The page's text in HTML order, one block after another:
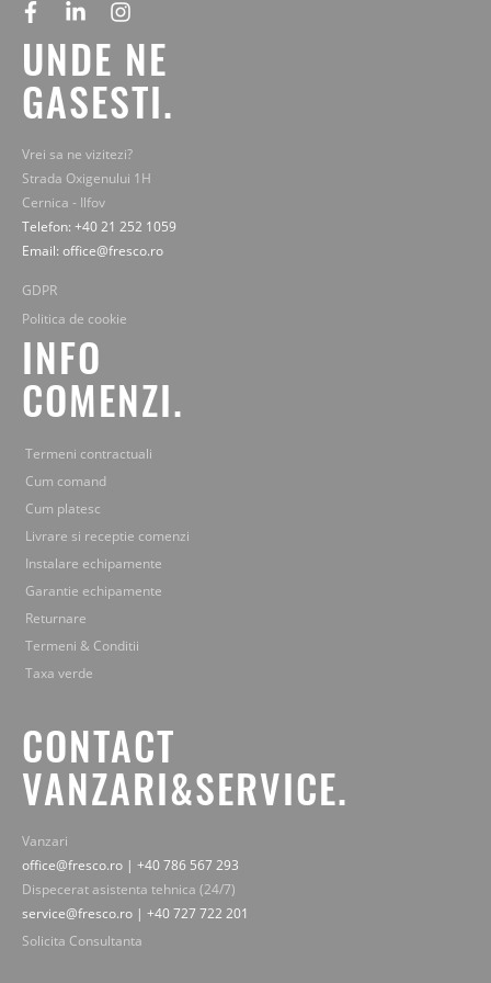
facebook
linkedininstagram
UNDE NE
GASESTI.
Vrei sa ne vizitezi?
Strada Oxigenului 1H
Cernica - Ilfov
Telefon: +40 21 252 1059
Email: office@fresco.ro
GDPR
Politica de cookie
INFO
COMENZI.
Termeni contractuali
Cum comand
Cum platesc
Livrare si receptie comenzi
Instalare echipamente
Garantie echipamente
Returnare
Termeni & Conditii
Taxa verde
CONTACT
VANZARI&SERVICE.
Vanzari
office@fresco.ro | +40 786 567 293
Dispecerat asistenta tehnica (24/7)
service@fresco.ro | +40 727 722 201
Solicita Consultanta